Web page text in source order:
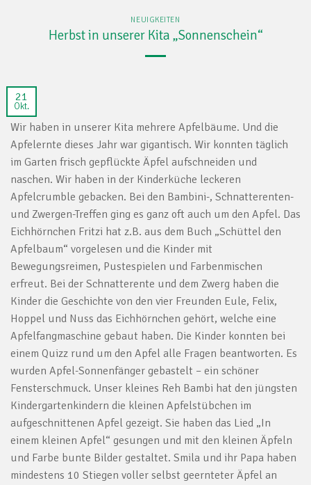
NEUIGKEITEN
Herbst in unserer Kita „Sonnenschein“
21
Okt.
Wir haben in unserer Kita mehrere Apfelbäume. Und die
Apfelernte dieses Jahr war gigantisch. Wir konnten täglich
im Garten frisch gepflückte Äpfel aufschneiden und
naschen. Wir haben in der Kinderküche leckeren
Apfelcrumble gebacken. Bei den Bambini-, Schnatterenten-
und Zwergen-Treffen ging es ganz oft auch um den Apfel. Das
Eichhörnchen Fritzi hat z.B. aus dem Buch „Schüttel den
Apfelbaum“ vorgelesen und die Kinder mit
Bewegungsreimen, Pustespielen und Farbenmischen
erfreut. Bei der Schnatterente und dem Zwerg haben die
Kinder die Geschichte von den vier Freunden Eule, Felix,
Hoppel und Nuss das Eichhörnchen gehört, welche eine
Apfelfangmaschine gebaut haben. Die Kinder konnten bei
einem Quizz rund um den Apfel alle Fragen beantworten. Es
wurden Apfel-Sonnenfänger gebastelt – ein schöner
Fensterschmuck. Unser kleines Reh Bambi hat den jüngsten
Kindergartenkindern die kleinen Apfelstübchen im
aufgeschnittenen Apfel gezeigt. Sie haben das Lied „In
einem kleinen Apfel“ gesungen und mit den kleinen Äpfeln
und Farbe bunte Bilder gestaltet. Smila und ihr Papa haben
mindestens 10 Stiegen voller selbst geernteter Äpfel an